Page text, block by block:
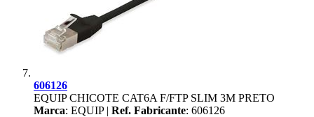
606126
EQUIP CHICOTE CAT6A F/FTP SLIM 3M PRETO
Marca: EQUIP | Ref. Fabricante: 606126